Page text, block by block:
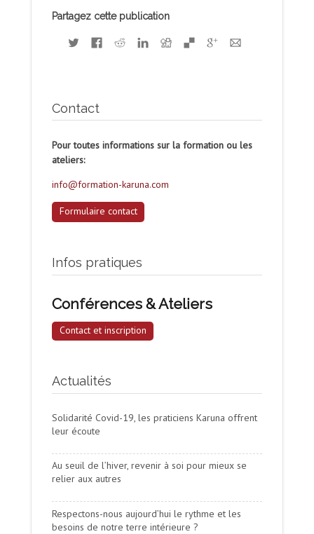
Partagez cette publication
Contact
Pour toutes informations sur la formation ou les
ateliers:
info@formation-karuna.com
Formulaire contact
Infos pratiques
Conférences & Ateliers
Contact et inscription
Actualités
Solidarité Covid-19, les praticiens Karuna offrent
leur écoute
Au seuil de l’hiver, revenir à soi pour mieux se
relier aux autres
Respectons-nous aujourd’hui le rythme et les
besoins de notre terre intérieure ?